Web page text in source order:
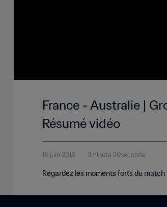
France - Australie |
Résumé vidéo
16 juin 2018 3minute 20seconde
Regardez les moments forts du match